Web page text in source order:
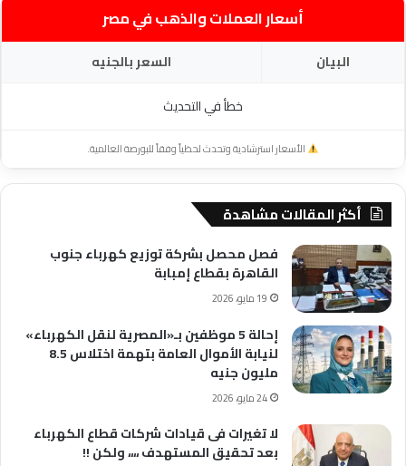
أسعار العملات والذهب في مصر
البيان
السعر بالجنيه
خطأ في التحديث
الأسعار استرشادية وتحدث لحظياً وفقاً للبورصة العالمية.
أكثر المقالات مشاهدة
فصل محصل بشركة توزيع كهرباء جنوب
القاهرة بقطاع إمبابة
19 مايو، 2026
إحالة 5 موظفين بـ«المصرية لنقل الكهرباء»
لنيابة الأموال العامة بتهمة اختلاس 8.5
مليون جنيه
24 مايو، 2026
لا تغيرات فى قيادات شركات قطاع الكهرباء
بعد تحقيق المستهدف ،،،، ولكن !!